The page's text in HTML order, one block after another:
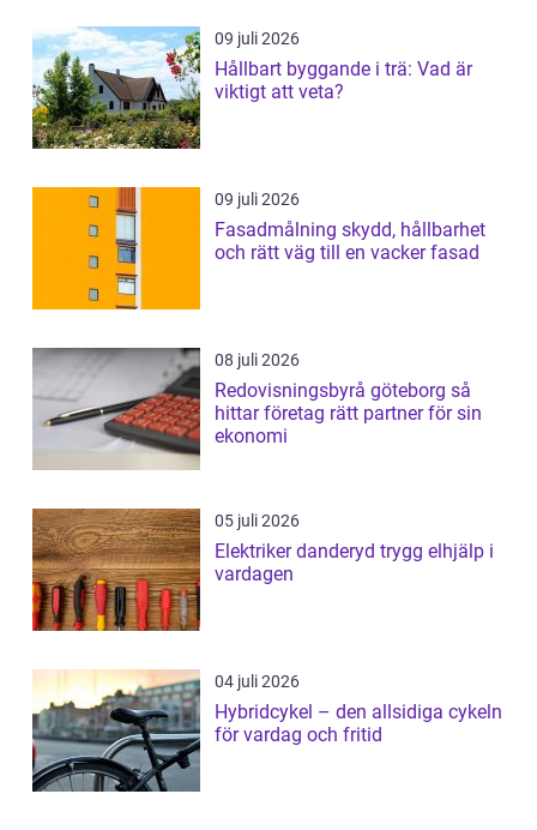
09 juli 2026
Hållbart byggande i trä: Vad är
viktigt att veta?
09 juli 2026
Fasadmålning skydd, hållbarhet
och rätt väg till en vacker fasad
08 juli 2026
Redovisningsbyrå göteborg så
hittar företag rätt partner för sin
ekonomi
05 juli 2026
Elektriker danderyd trygg elhjälp i
vardagen
04 juli 2026
Hybridcykel – den allsidiga cykeln
för vardag och fritid